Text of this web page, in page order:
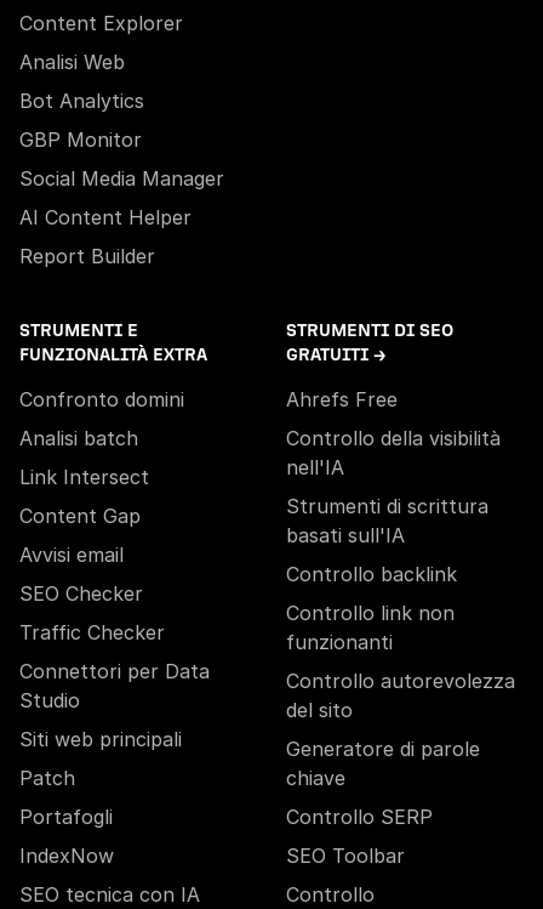
Content Explorer
Analisi Web
Bot Analytics
GBP Monitor
Social Media Manager
AI Content Helper
Report Builder
STRUMENTI E
FUNZIONALITÀ EXTRA
Confronto domini
Analisi batch
Link Intersect
Content Gap
Avvisi email
SEO Checker
Traffic Checker
Connettori per Data
Studio
Siti web principali
Patch
Portafogli
IndexNow
SEO tecnica con IA
STRUMENTI DI SEO
GRATUITI →
Ahrefs Free
Controllo della visibilità
nell'IA
Strumenti di scrittura
basati sull'IA
Controllo backlink
Controllo link non
funzionanti
Controllo autorevolezza
del sito
Generatore di parole
chiave
Controllo SERP
SEO Toolbar
Controllo